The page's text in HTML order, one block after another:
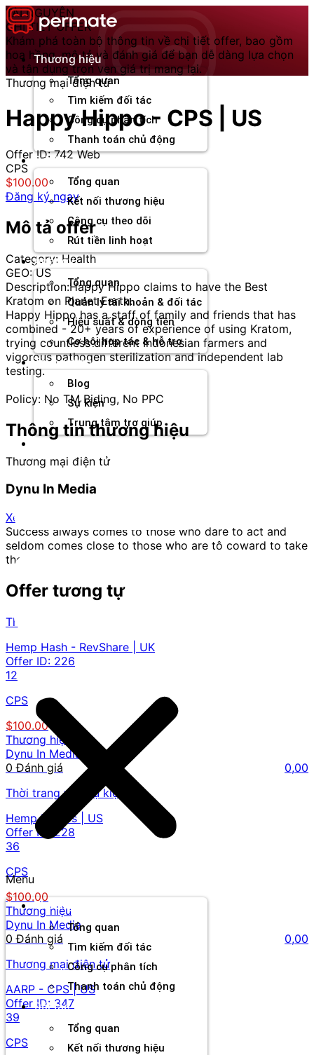
Chuyển
đến
nội
dungThương hiệu
Tổng quan
Tìm kiếm đối tác
Công cụ phân tích
Thanh toán chủ động
Đối tác
Tổng quan
Kết nối thương hiệu
Công cụ theo dõi
Rút tiền linh hoạt
Agency
Tổng quan
Quản lý tài khoản & đối tác
Hiệu suất & dòng tiền
Cơ hội hợp tác & hỗ trợ
Tài nguyên
Blog
Sự kiện
Trung tâm trợ giúp
Chương Trình Creator
Menu
Thương hiệu
Tổng quan
Tìm kiếm đối tác
Công cụ phân tích
Thanh toán chủ động
Đối tác
Tổng quan
Kết nối thương hiệu
TÀI NGUYÊN
CHI TIẾT OFFER
Khám phá toàn bộ thông tin về chi tiết offer, bao gồm
hoa hồng, mô tả và đánh giá để bạn dễ dàng lựa chọn
và tận dụng trọn vẹn giá trị mang lại.
Thương mại điện tử
Happy Hippo - CPS | US
Offer ID: 742 Web
CPS
$100.00
Đăng ký ngay
Mô tả offer
Category: Health
GEO: US
Description:Happy Hippo claims to have the Best
Kratom on Planet Earth.
Happy Hippo has a staff of family and friends that has
combined - 20+ years of experience of using Kratom,
trying countless different Indonesian farmers and
vigorous pathogen sterilization and independent lab
testing.
Policy: No TM Biding, No PPC
Thông tin thương hiệu
Thương mại điện tử
Dynu In Media
Xem trang
Success always comes to those who dare to act and
seldom comes close to those who are tô coward to take
the consequences.
Offer tương tự
Thời trang và phụ kiện
Hemp Hash - RevShare | UK
Offer ID: 226
12
CPS
$100.00
Thương hiệu
Dynu In Media
0 Đánh giá
0,00
Thời trang và phụ kiện
Hemp Bombs | US
Offer ID:
228
36
CPS
$100.00
Thương hiệu
Dynu In Media
0 Đánh giá
0,00
Thương mại điện tử
AARP - CPS | US
Offer ID: 347
39
CPS